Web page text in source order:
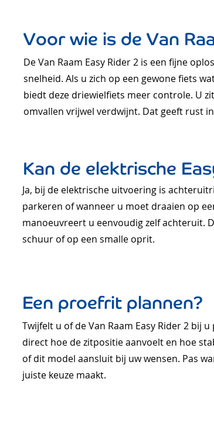
Voor wie is de Van
De Van Raam Easy Rider 2 is een fijne
snelheid. Als u zich op een gewone fiets
biedt deze driewielfiets meer controle. U
omvallen vrijwel verdwijnt. Dat geeft rust
Kan de elektrische
Ja, bij de elektrische uitvoering is
parkeren of wanneer u moet draaien op
manoeuvreert u eenvoudig zelf achteruit.
schuur of op een smalle oprit.
Een proefrit plannen?
Twijfelt u of de Van Raam Easy Rider 2 bij
direct hoe de zitpositie aanvoelt en hoe
of dit model aansluit bij uw wensen. Pas
juiste keuze maakt.